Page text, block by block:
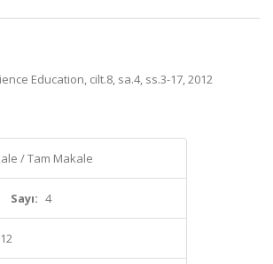
Education, cilt.8, sa.4, ss.3-17, 2012
/ Tam Makale
Sayı: 4